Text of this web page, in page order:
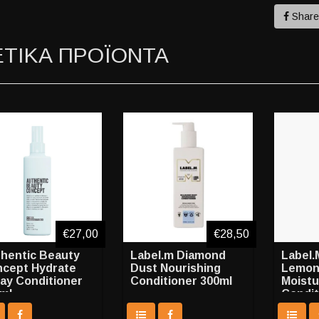
Share
ΠΡΟΪΟΝΤΑ
Beauty
Hydrate
Conditioner
€27,00
Label.m Diamond
Dust Nourishing
Conditioner 300ml
€28,50